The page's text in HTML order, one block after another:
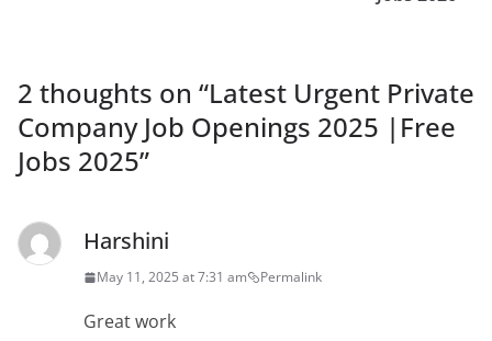
2 thoughts on “Latest Urgent Private
Company Job Openings 2025 |Free
Jobs 2025”
Harshini
May 11, 2025 at 7:31 am Permalink
Great work